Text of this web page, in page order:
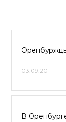
03.09.20
В